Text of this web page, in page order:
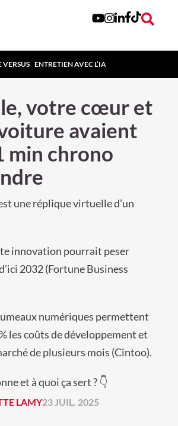
VERSUS ENTRETIEN AVEC L’IA
votre cœur et
avaient
min chrono
une réplique virtuelle d’un
innovation pourrait peser
2032 (Fortune Business
numériques permettent
les coûts de développement et
de plusieurs mois (Cintoo).
et à quoi ça sert ? 👇
LAMY23 JUIL. 2025